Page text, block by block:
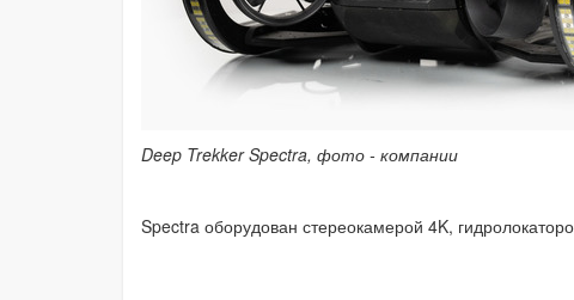
Deep Trekker Spectra, фото - компании
Spectra оборудован стереокамерой 4K,